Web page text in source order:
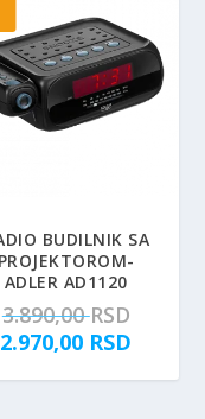
BUDILNIK SA
PROJEKTOROM-
ADLER AD1120
3.890,00RSDO
r
2.970,00 RSD